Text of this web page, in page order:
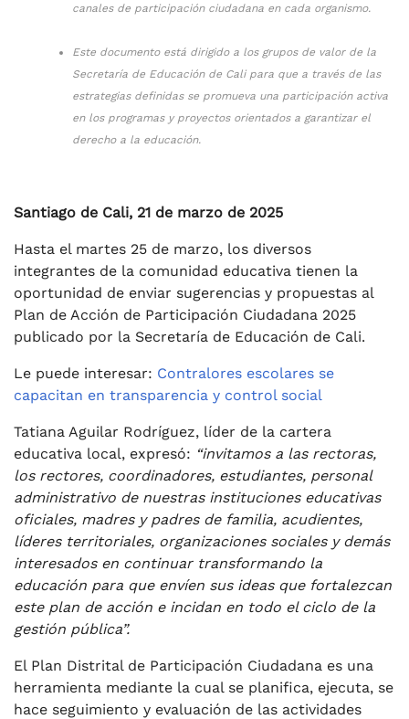
canales de participación ciudadana en cada organismo.
Este documento está dirigido a los grupos de valor de la
Secretaría de Educación de Cali para que a través de las
estrategias definidas se promueva una participación activa
en los programas y proyectos orientados a garantizar el
derecho a la educación.
Santiago de Cali, 21 de marzo de 2025
Hasta el martes 25 de marzo, los diversos
integrantes de la comunidad educativa tienen la
oportunidad de enviar sugerencias y propuestas al
Plan de Acción de Participación Ciudadana 2025
publicado por la Secretaría de Educación de Cali.
Le puede interesar: Contralores escolares se
capacitan en transparencia y control social
Tatiana Aguilar Rodríguez, líder de la cartera
educativa local, expresó: “invitamos a las rectoras,
los rectores, coordinadores, estudiantes, personal
administrativo de nuestras instituciones educativas
oficiales, madres y padres de familia, acudientes,
líderes territoriales, organizaciones sociales y demás
interesados en continuar transformando la
educación para que envíen sus ideas que fortalezcan
este plan de acción e incidan en todo el ciclo de la
gestión pública”.
El Plan Distrital de Participación Ciudadana es una
herramienta mediante la cual se planifica, ejecuta, se
hace seguimiento y evaluación de las actividades